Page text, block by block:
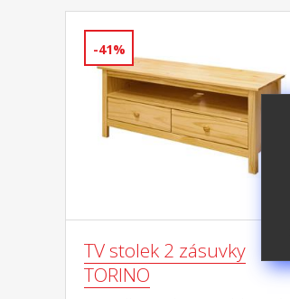
-41%
TV stolek 2 zásuvky
TORINO